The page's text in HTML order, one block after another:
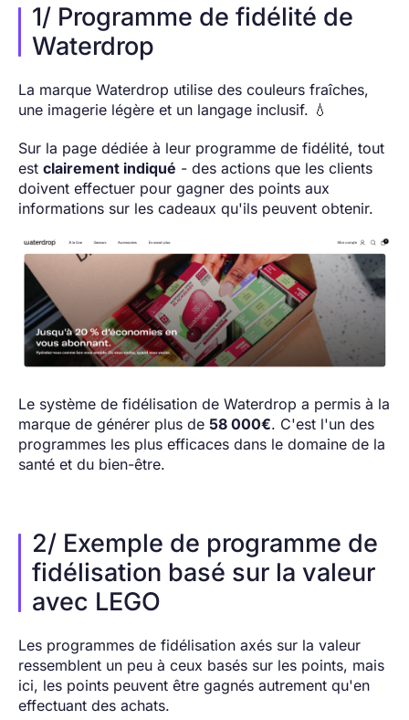
1/ Programme de fidélité de
Waterdrop
La marque Waterdrop utilise des couleurs fraîches,
une imagerie légère et un langage inclusif. 💧
Sur la page dédiée à leur programme de fidélité, tout
est clairement indiqué - des actions que les clients
doivent effectuer pour gagner des points aux
informations sur les cadeaux qu'ils peuvent obtenir.
Le système de fidélisation de Waterdrop a permis à la
marque de générer plus de 58 000€. C'est l'un des
programmes les plus efficaces dans le domaine de la
santé et du bien-être.
2/ Exemple de programme de
fidélisation basé sur la valeur
avec LEGO
Les programmes de fidélisation axés sur la valeur
ressemblent un peu à ceux basés sur les points, mais
ici, les points peuvent être gagnés autrement qu'en
effectuant des achats.